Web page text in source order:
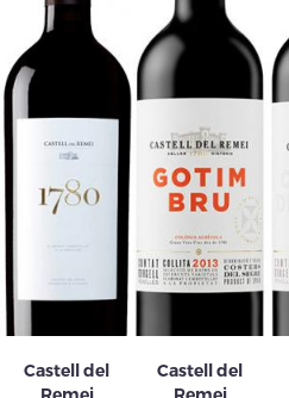
Castell del
Castell del